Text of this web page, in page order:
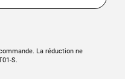
La réduction ne
S.